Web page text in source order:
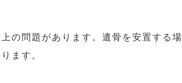
の問題があります。遺骨を安置する場
ます。